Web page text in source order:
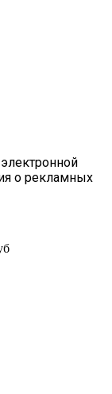
о рекламных